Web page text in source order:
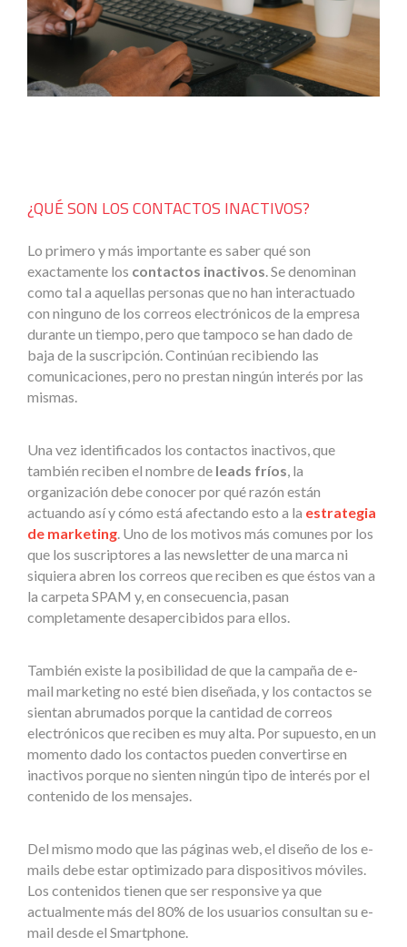
¿QUÉ SON LOS CONTACTOS INACTIVOS?
Lo primero y más importante es saber qué son
exactamente los contactos inactivos. Se denominan
como tal a aquellas personas que no han interactuado
con ninguno de los correos electrónicos de la empresa
durante un tiempo, pero que tampoco se han dado de
baja de la suscripción. Continúan recibiendo las
comunicaciones, pero no prestan ningún interés por las
mismas.
Una vez identificados los contactos inactivos, que
también reciben el nombre de leads fríos, la
organización debe conocer por qué razón están
actuando así y cómo está afectando esto a la estrategia
de marketing. Uno de los motivos más comunes por los
que los suscriptores a las newsletter de una marca ni
siquiera abren los correos que reciben es que éstos van a
la carpeta SPAM y, en consecuencia, pasan
completamente desapercibidos para ellos.
También existe la posibilidad de que la campaña de e-
mail marketing no esté bien diseñada, y los contactos se
sientan abrumados porque la cantidad de correos
electrónicos que reciben es muy alta. Por supuesto, en un
momento dado los contactos pueden convertirse en
inactivos porque no sienten ningún tipo de interés por el
contenido de los mensajes.
Del mismo modo que las páginas web, el diseño de los e-
mails debe estar optimizado para dispositivos móviles.
Los contenidos tienen que ser responsive ya que
actualmente más del 80% de los usuarios consultan su e-
mail desde el Smartphone.